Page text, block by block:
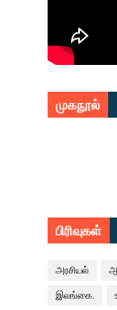
முகநூல்
பிரிவுகள்
அரசியல்
இலங்கை.